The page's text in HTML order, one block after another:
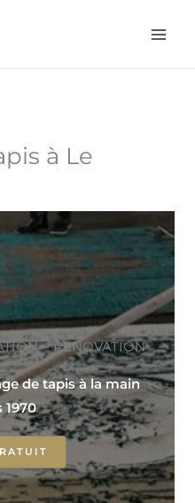
à Le
~ RÉNOVATION
de tapis à la main
1970